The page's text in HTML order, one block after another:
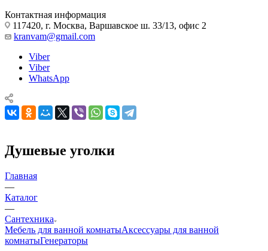
Контактная информация
117420, г. Москва, Варшавское ш. 33/13, офис 2
kranvam@gmail.com
Viber
Viber
WhatsApp
Душевые уголки
Главная
—
Каталог
—
Сантехника
Мебель для ванной комнатыАксессуары для ванной
комнатыГенераторы